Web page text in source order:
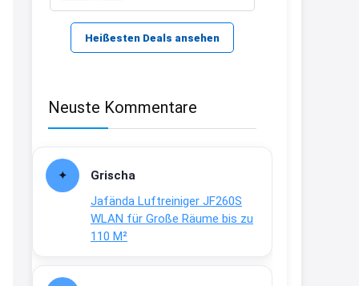
Heißesten Deals ansehen
Neuste Kommentare
Grischa
Jafända Luftreiniger JF260S
WLAN für Große Räume bis zu
110 M²
↩
29.07www.haribo.com/de-
↩
Joachim
Ab diesem Jahr gibt es keine
Fielmann-Blinkis mehr / wurde